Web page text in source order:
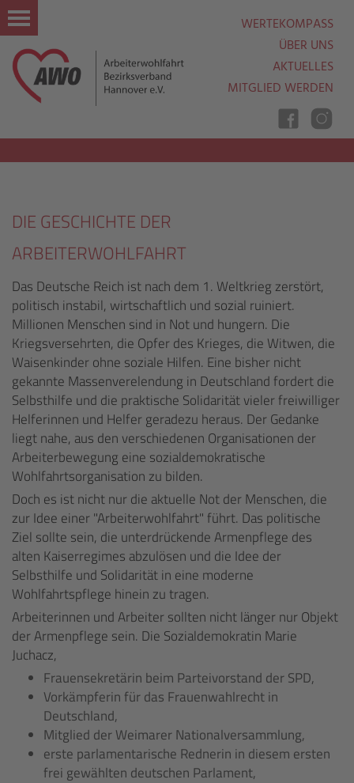
WERTEKOMPASS
ÜBER UNS
AKTUELLES
MITGLIED WERDEN
DIE GESCHICHTE DER
ARBEITERWOHLFAHRT
Das Deutsche Reich ist nach dem 1. Weltkrieg zerstört,
politisch instabil, wirtschaftlich und sozial ruiniert.
Millionen Menschen sind in Not und hungern. Die
Kriegsversehrten, die Opfer des Krieges, die Witwen, die
Waisenkinder ohne soziale Hilfen. Eine bisher nicht
gekannte Massenverelendung in Deutschland fordert die
Selbsthilfe und die praktische Solidarität vieler freiwilliger
Helferinnen und Helfer geradezu heraus. Der Gedanke
liegt nahe, aus den verschiedenen Organisationen der
Arbeiterbewegung eine sozialdemokratische
Wohlfahrtsorganisation zu bilden.
Doch es ist nicht nur die aktuelle Not der Menschen, die
zur Idee einer "Arbeiterwohlfahrt" führt. Das politische
Ziel sollte sein, die unterdrückende Armenpflege des
alten Kaiserregimes abzulösen und die Idee der
Selbsthilfe und Solidarität in eine moderne
Wohlfahrtspflege hinein zu tragen.
Arbeiterinnen und Arbeiter sollten nicht länger nur Objekt
der Armenpflege sein. Die Sozialdemokratin Marie
Juchacz,
Frauensekretärin beim Parteivorstand der SPD,
Vorkämpferin für das Frauenwahlrecht in
Deutschland,
Mitglied der Weimarer Nationalversammlung,
erste parlamentarische Rednerin in diesem ersten
frei gewählten deutschen Parlament,